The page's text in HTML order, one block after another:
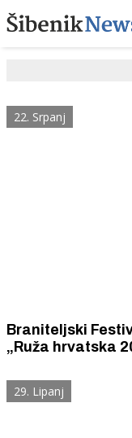
22. Srpanj
Braniteljski
„Ruža hrvatska
krivotvorinama
29. Lipanj